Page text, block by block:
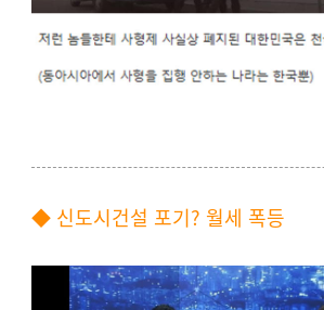
◆ 신도시건설 포기? 월세 폭등